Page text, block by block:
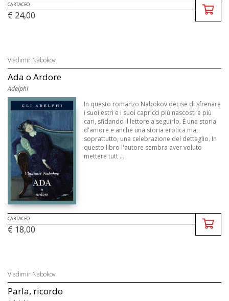
CARTACEO
€ 24,00
Vladimir Nabokov
Ada o Ardore
Adelphi
In questo romanzo Nabokov decise di sfrenare
i suoi estri e i suoi capricci più nascosti e più
cari, sfidando il lettore a seguirlo. È una storia
d'amore e anche una storia erotica ma,
soprattutto, una celebrazione del dettaglio. In
questo libro l'autore sembra aver voluto
mettere tutt ...
CARTACEO
€ 18,00
Vladimir Nabokov
Parla, ricordo